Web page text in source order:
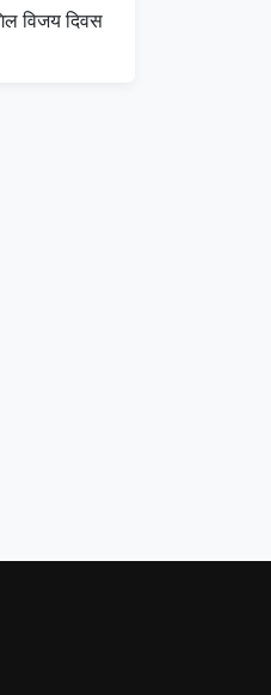
विजय दिवस